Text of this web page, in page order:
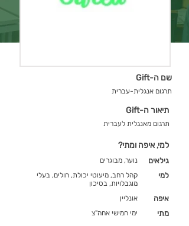
שם ה-Gift
תרגום אנגלית-עברית
תיאור ה-Gift
תרגום מאנגלית לעברית
למי, איפה ומתי?
נוער, מבוגרים גילאים
קהל רחב, מיעוטי יכולת, חולים, בעלי
מוגבלויות, בסיכון
למי
אונליין איפה
ימי חמישי אחה"צ מתי